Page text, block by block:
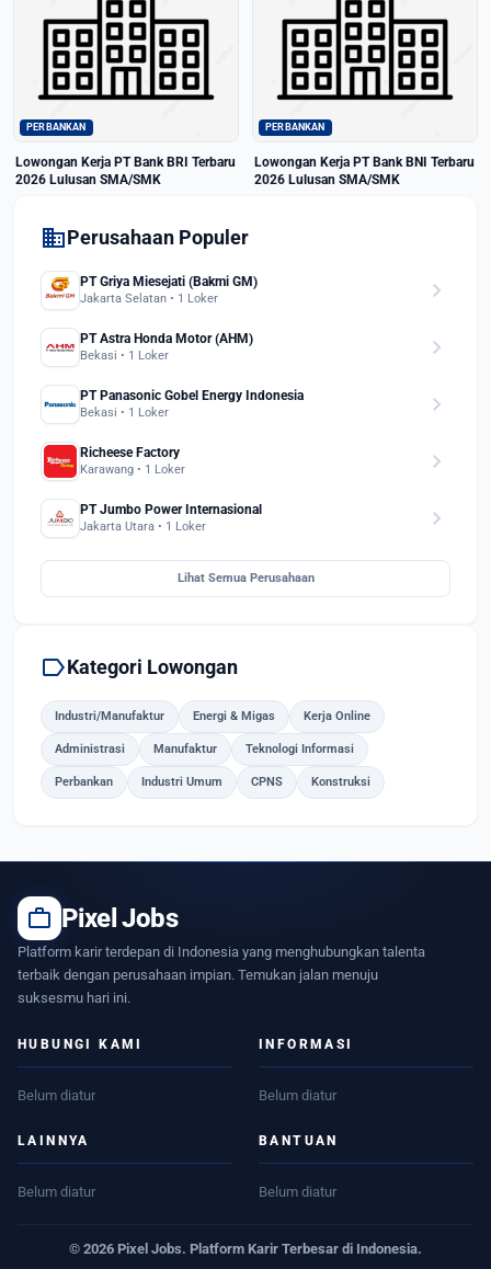
PERBANKAN
Lowongan Kerja PT Bank BRI Terbaru
2026 Lulusan SMA/SMK
PERBANKAN
Lowongan Kerja PT Bank BNI Terbaru
2026 Lulusan SMA/SMK
domainPerusahaan Populer
PT Griya Miesejati (Bakmi GM)
Jakarta Selatan • 1 Loker chevron_right
PT Astra Honda Motor (AHM)
Bekasi • 1 Loker chevron_right
PT Panasonic Gobel Energy Indonesia
Bekasi • 1 Loker chevron_right
Richeese Factory
Karawang • 1 Loker chevron_right
PT Jumbo Power Internasional
Jakarta Utara • 1 Loker chevron_right
Lihat Semua Perusahaan
labelKategori Lowongan
Industri/Manufaktur Energi & Migas Kerja Online
Administrasi Manufaktur Teknologi Informasi
Perbankan Industri Umum CPNS Konstruksi
work Pixel Jobs
Platform karir terdepan di Indonesia yang menghubungkan talenta
terbaik dengan perusahaan impian. Temukan jalan menuju
suksesmu hari ini.
HUBUNGI KAMI
Belum diatur
INFORMASI
Belum diatur
LAINNYA
Belum diatur
BANTUAN
Belum diatur
© 2026 Pixel Jobs. Platform Karir Terbesar di Indonesia.